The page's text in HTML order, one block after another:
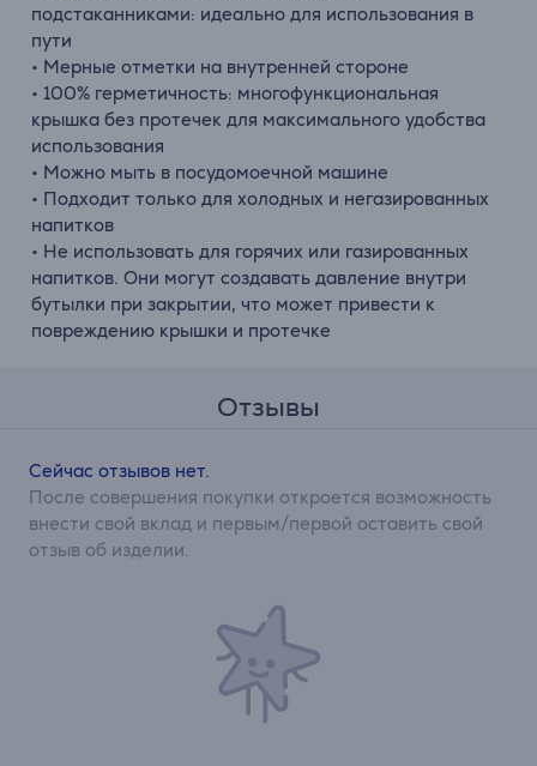
подстаканниками: идеально для использования в
пути
• Мерные отметки на внутренней стороне
• 100% герметичность: многофункциональная
крышка без протечек для максимального удобства
использования
• Можно мыть в посудомоечной машине
• Подходит только для холодных и негазированных
напитков
• Не использовать для горячих или газированных
напитков. Они могут создавать давление внутри
бутылки при закрытии, что может привести к
повреждению крышки и протечке
Отзывы
Сейчас отзывов нет.
После совершения покупки откроется возможность
внести свой вклад и первым/первой оставить свой
отзыв об изделии.